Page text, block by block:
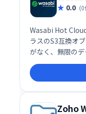
0.0 (0
Wasabi Hot
ラスのS3互換オ
がなく、無限の
トで提供します
え、データのバッ
ーカイブなどに
る、コストパフ
ジをお探しなら、
Zoho